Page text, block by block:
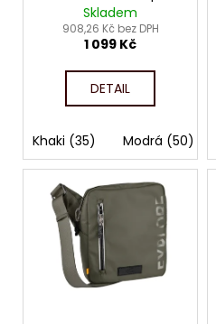
4117
Skladem
908,26 Kč bez DPH
1 099 Kč
DETAIL
Khaki (35) Modrá (50)